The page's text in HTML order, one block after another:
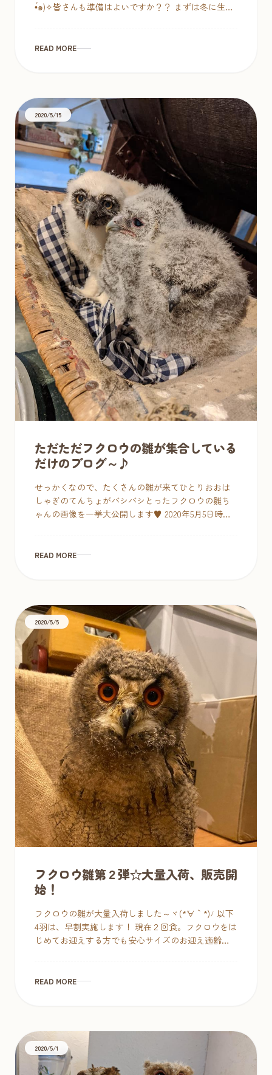
•́๑)✧皆さんも準備はよいですか？？ まずは冬に生ま
READ MORE
2020/5/15
ただただフクロウの雛が集合している
だけのブログ～♪
せっかくなので、たくさんの雛が来てひとりおおは
しゃぎのてんちょがバシバシとったフクロウの雛ち
ゃんの画像を一挙大公開します♥ 2020年5月5日時点
READ MORE
2020/5/5
フクロウ雛第２弾☆大量入荷、販売開
始！
フクロウの雛が大量入荷しました～ヾ(*´∀｀*)ﾉ 以下
4羽は、早割実施します！ 現在２回食。フクロウをは
じめてお迎えする方でも安心サイズのお迎え適齢期
READ MORE
2020/5/1